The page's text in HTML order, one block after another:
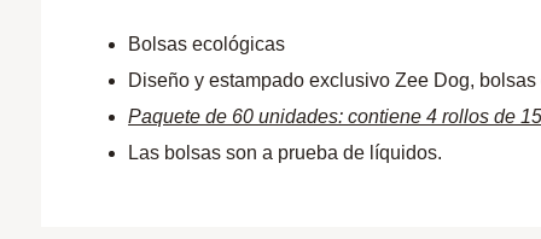
Bolsas ecológicas
Diseño y estampado exclusivo Zee Dog,
Paquete de 60 unidades: contiene 4 rollos de
Las bolsas son a prueba de líquidos.